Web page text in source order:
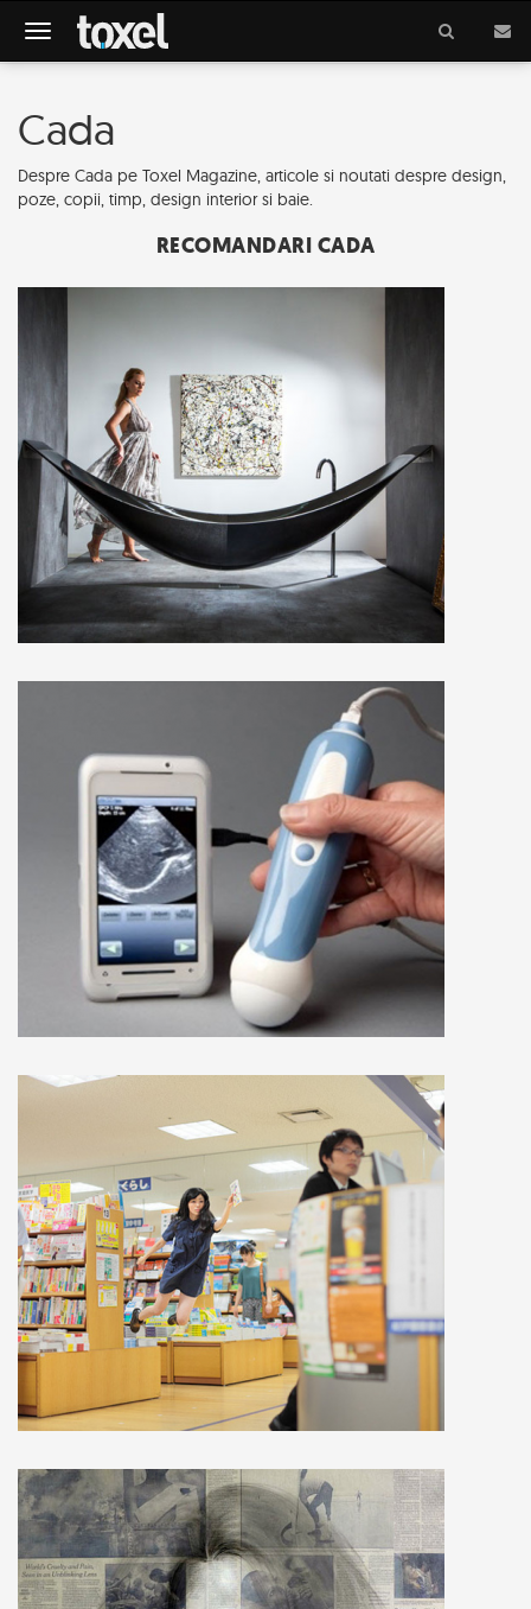
Meniu
Cada
Despre Cada pe Toxel Magazine, articole si noutati despre design,
poze, copii, timp, design interior si baie.
RECOMANDARI CADA